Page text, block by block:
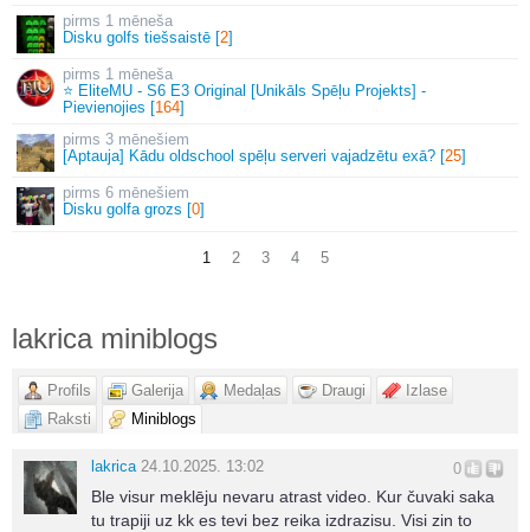
1 mēneša
Disku golfs tiešsaistē [2]
1 mēneša
⭐ EliteMU - S6 E3 Original [Unikāls Spēļu Projekts] -
Pievienojies [164]
3 mēnešiem
[Aptauja] Kādu oldschool spēļu serveri vajadzētu exā? [25]
6 mēnešiem
Disku golfa grozs [0]
1 2 3 4 5
lakrica miniblogs
Profils Galerija Medaļas Draugi
Izlase
Raksti
Miniblogs
0
lakrica 24.10.2025. 13:02
Ble visur meklēju nevaru atrast video. Kur čuvaki saka
tu trapiji uz kk es tevi bez reika izdrazisu. Visi zin to